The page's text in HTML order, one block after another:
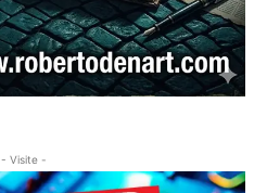
- Visite -